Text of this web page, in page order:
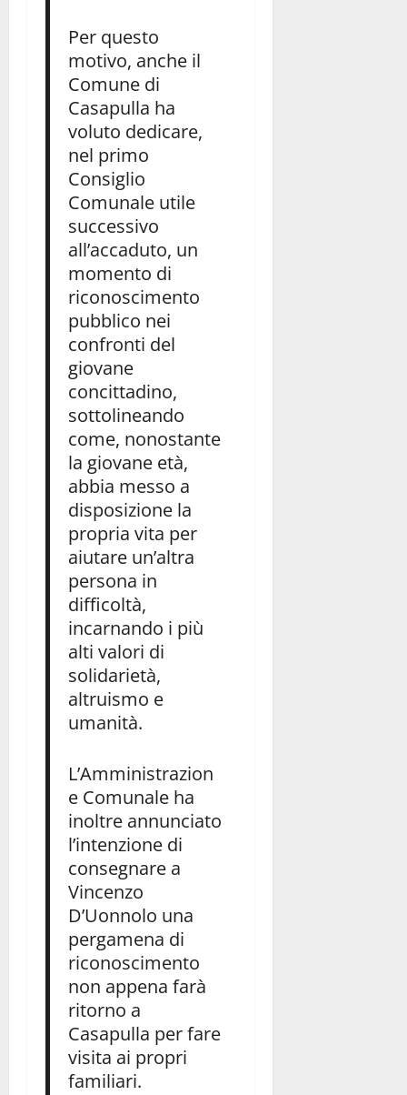
Per questo
motivo, anche il
Comune di
Casapulla ha
voluto dedicare,
nel primo
Consiglio
Comunale utile
successivo
all’accaduto, un
momento di
riconoscimento
pubblico nei
confronti del
giovane
concittadino,
sottolineando
come, nonostante
la giovane età,
abbia messo a
disposizione la
propria vita per
aiutare un’altra
persona in
difficoltà,
incarnando i più
alti valori di
solidarietà,
altruismo e
umanità.
L’Amministrazion
e Comunale ha
inoltre annunciato
l’intenzione di
consegnare a
Vincenzo
D’Uonnolo una
pergamena di
riconoscimento
non appena farà
ritorno a
Casapulla per fare
visita ai propri
familiari.